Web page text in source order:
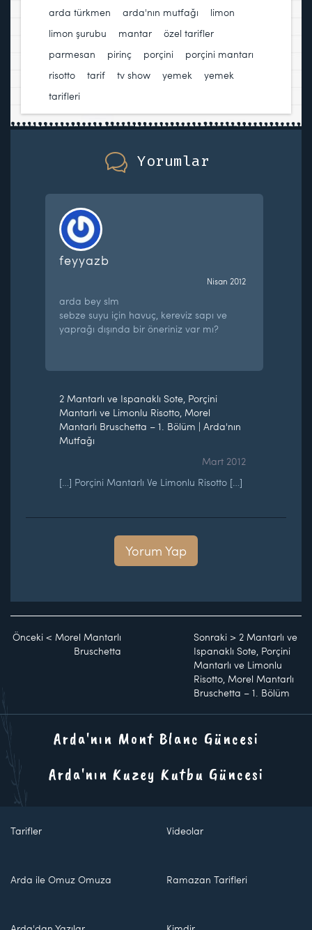
arda türkmen
arda'nın mutfağı limon
limon şurubu
mantar özel tarifler
parmesan
pirinç porçini porçini mantarı
risotto
tarif tv show yemek
yemek
tarifleri
Yorumlar
feyyazb
Nisan 2012
arda bey slm
sebze suyu için havuç, kereviz sapı ve
yaprağı dışında bir öneriniz var mı?
2 Mantarlı ve Ispanaklı Sote, Porçini
Mantarlı ve Limonlu Risotto, Morel
Mantarlı Bruschetta – 1. Bölüm | Arda'nın
Mutfağı
Mart 2012
[…] Porçini Mantarlı Ve Limonlu Risotto […]
Yorum Yap
Önceki < Morel Mantarlı
Bruschetta
Sonraki > 2 Mantarlı ve
Ispanaklı Sote, Porçini
Mantarlı ve Limonlu
Risotto, Morel Mantarlı
Bruschetta – 1. Bölüm
Arda'nın Mont Blanc Güncesi
Arda'nın Kuzey Kutbu Güncesi
Tarifler Videolar
Arda ile Omuz Omuza Ramazan Tarifleri